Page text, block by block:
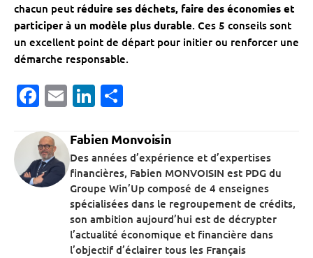
chacun peut réduire ses déchets, faire des économies et
participer à un modèle plus durable. Ces 5 conseils sont
un excellent point de départ pour initier ou renforcer une
démarche responsable.
Facebook
EmailLinkedIn
Fabien Monvoisin
Des années d’expérience et d’expertises
financières, Fabien MONVOISIN est PDG du
Groupe Win’Up composé de 4 enseignes
spécialisées dans le regroupement de crédits,
son ambition aujourd’hui est de décrypter
l’actualité économique et financière dans
l’objectif d’éclairer tous les Français